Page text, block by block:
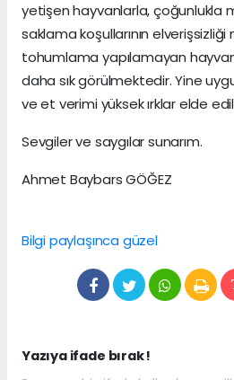
yetişen hayvanlarla, çoğunlukla
saklama koşullarının
tohumlama yapılamayan
daha sık görülmektedir. Yine
ve et verimi yüksek ırklar elde
Sevgiler ve saygılar sunarım.
Ahmet Baybars GÖĞEZ
Bilgi paylaşınca güzel
Yazıya ifade bırak !